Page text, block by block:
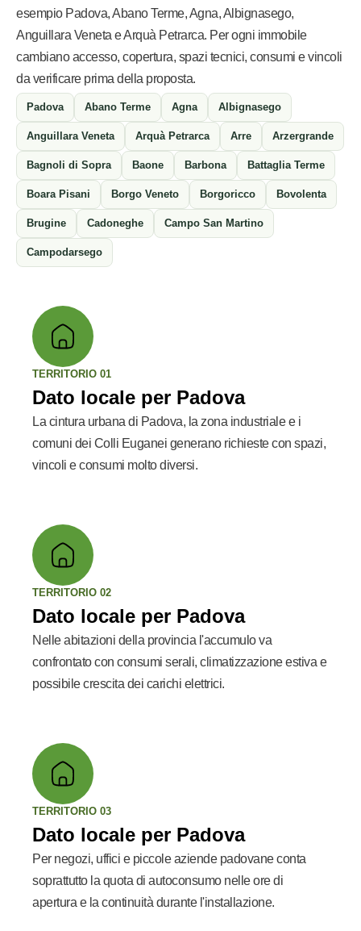
esempio Padova, Abano Terme, Agna, Albignasego,
Anguillara Veneta e Arquà Petrarca. Per ogni immobile
cambiano accesso, copertura, spazi tecnici, consumi e vincoli
da verificare prima della proposta.
Padova Abano Terme Agna Albignasego
Anguillara Veneta Arquà Petrarca Arre Arzergrande
Bagnoli di Sopra Baone Barbona Battaglia Terme
Boara Pisani Borgo Veneto Borgoricco Bovolenta
Brugine Cadoneghe Campo San Martino
Campodarsego
TERRITORIO 01
Dato locale per Padova
La cintura urbana di Padova, la zona industriale e i
comuni dei Colli Euganei generano richieste con spazi,
vincoli e consumi molto diversi.
TERRITORIO 02
Dato locale per Padova
Nelle abitazioni della provincia l'accumulo va
confrontato con consumi serali, climatizzazione estiva e
possibile crescita dei carichi elettrici.
TERRITORIO 03
Dato locale per Padova
Per negozi, uffici e piccole aziende padovane conta
soprattutto la quota di autoconsumo nelle ore di
apertura e la continuità durante l'installazione.